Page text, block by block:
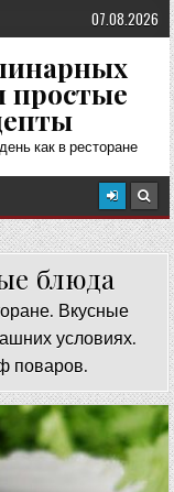
07.08.2026
простые
как в ресторане
блюда
Вкусные
условиях.
поваров.